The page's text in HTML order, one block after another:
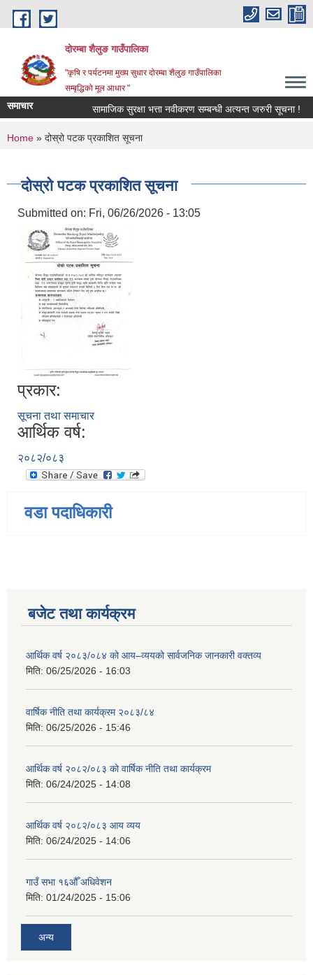
Skip to main content
दोरम्बा शैलुङ गाउँपालिका
"कृषि र पर्यटनमा मुख्य सुधार दोरम्बा शैलुङ गाउँपालिका
सम्बृद्धिको मूल आधार "
समाचार सामाजिक सुरक्षा भत्ता नवीकरण सम्बन्धी अत्यन्त जरुरी सूचना !
You are here
Home » दोस्रो पटक प्रकाशित सूचना
दोस्रो पटक प्रकाशित सूचना
Submitted on: Fri, 06/26/2026 - 13:05
प्रकार:
सूचना तथा समाचार
आर्थिक वर्ष:
२०८२/०८३
वडा पदाधिकारी
बजेट तथा कार्यक्रम
आर्थिक वर्ष २०८३/०८४ को आय–व्ययको सार्वजनिक जानकारी वक्तव्य
मिति: 06/25/2026 - 16:03
वार्षिक नीति तथा कार्यक्रम २०८३/८४
मिति: 06/25/2026 - 15:46
आर्थिक वर्ष २०८२/०८३ को वार्षिक नीति तथा कार्यक्रम
मिति: 06/24/2025 - 14:08
आर्थिक वर्ष २०८२/०८३ आय व्यय
मिति: 06/24/2025 - 14:06
गाउँ सभा १६औँ अधिवेशन
मिति: 01/24/2025 - 15:06
अन्य